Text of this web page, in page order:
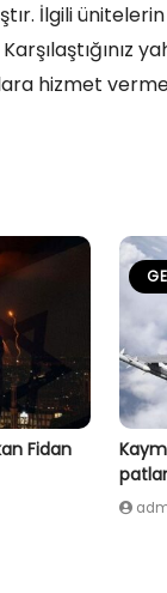
İlgili
hizmet
Fidan